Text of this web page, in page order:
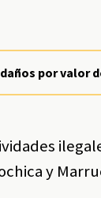
por valor
y